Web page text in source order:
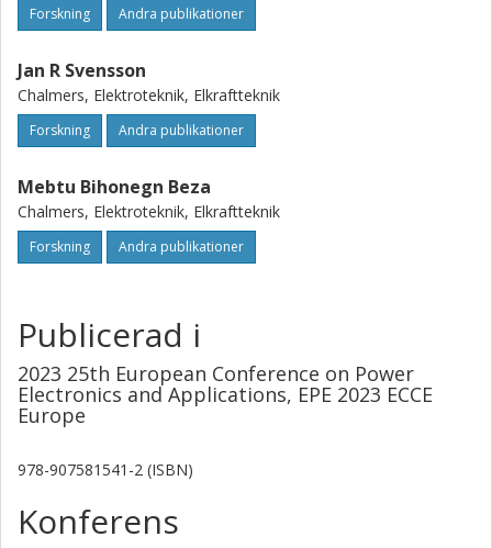
Forskning Andra publikationer
Jan R Svensson
Chalmers, Elektroteknik, Elkraftteknik
Forskning Andra publikationer
Mebtu Bihonegn Beza
Chalmers, Elektroteknik, Elkraftteknik
Forskning Andra publikationer
Publicerad i
2023 25th European Conference on Power
Electronics and Applications, EPE 2023 ECCE
Europe
978-907581541-2 (ISBN)
Konferens